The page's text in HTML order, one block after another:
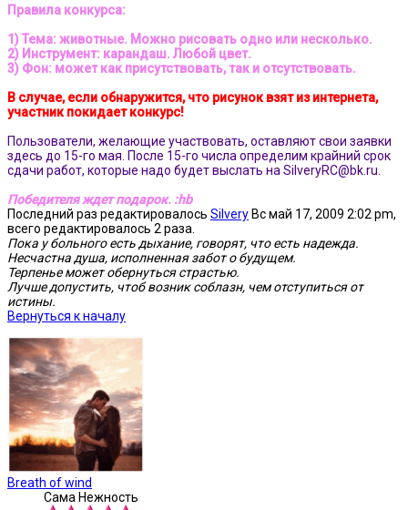
Правила конкурса:
1) Тема: животные. Можно рисовать одно или несколько.
2) Инструмент: карандаш. Любой цвет.
3) Фон: может как присутствовать, так и отсутствовать.
В случае, если обнаружится, что рисунок взят из интернета,
участник покидает конкурс!
Пользователи, желающие участвовать, оставляют свои заявки
здесь до 15-го мая. После 15-го числа определим крайний срок
сдачи работ, которые надо будет выслать на SilveryRC@bk.ru.
Победителя ждет подарок. :hb
Последний раз редактировалось Silvery Вс май 17, 2009 2:02 pm,
всего редактировалось 2 раза.
Пока у больного есть дыхание, говорят, что есть надежда.
Несчастна душа, исполненная забот о будущем.
Терпенье может обернуться страстью.
Лучше допустить, чтоб возник соблазн, чем отступиться от
истины.
Вернуться к началу
Breath of wind
Сама Нежность